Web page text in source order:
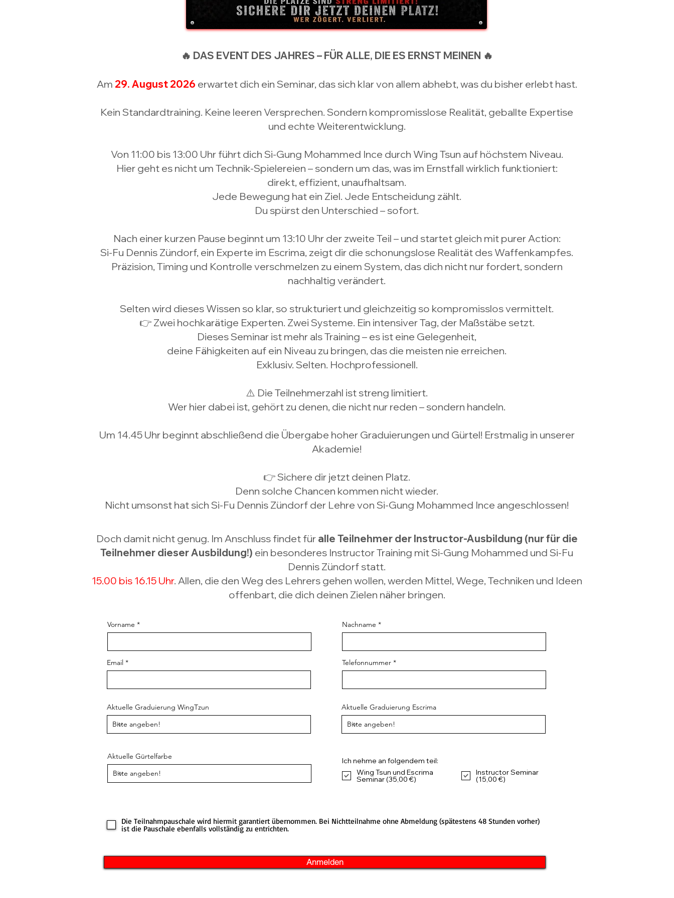
🔥 DAS EVENT DES JAHRES – FÜR ALLE, DIE ES ERNST MEINEN 🔥
Am 29. August 2026 erwartet dich ein Seminar, das sich klar von allem abhebt, was du bisher erlebt hast.
Kein Standardtraining. Keine leeren Versprechen. Sondern kompromisslose Realität, geballte Expertise
und echte Weiterentwicklung.
Von 11:00 bis 13:00 Uhr führt dich Si-Gung Mohammed Ince durch Wing Tsun auf höchstem Niveau.
Hier geht es nicht um Technik-Spielereien – sondern um das, was im Ernstfall wirklich funktioniert:
direkt, effizient, unaufhaltsam.
Jede Bewegung hat ein Ziel. Jede Entscheidung zählt.
Du spürst den Unterschied – sofort.
Nach einer kurzen Pause beginnt um 13:10 Uhr der zweite Teil – und startet gleich mit purer Action:
Si-Fu Dennis Zündorf, ein Experte im Escrima, zeigt dir die schonungslose Realität des Waffenkampfes.
Präzision, Timing und Kontrolle verschmelzen zu einem System, das dich nicht nur fordert, sondern
nachhaltig verändert.
Selten wird dieses Wissen so klar, so strukturiert und gleichzeitig so kompromisslos vermittelt.
👉 Zwei hochkarätige Experten. Zwei Systeme. Ein intensiver Tag, der Maßstäbe setzt.
Dieses Seminar ist mehr als Training – es ist eine Gelegenheit,
deine Fähigkeiten auf ein Niveau zu bringen, das die meisten nie erreichen.
Exklusiv. Selten. Hochprofessionell.
⚠️ Die Teilnehmerzahl ist streng limitiert.
Wer hier dabei ist, gehört zu denen, die nicht nur reden – sondern handeln.
Um 14.45 Uhr beginnt abschließend die Übergabe hoher Graduierungen und Gürtel! Erstmalig in unserer
Akademie!
👉 Sichere dir jetzt deinen Platz.
Denn solche Chancen kommen nicht wieder.
Nicht umsonst hat sich Si-Fu Dennis Zündorf der Lehre von Si-Gung Mohammed Ince angeschlossen!
Doch damit nicht genug. Im Anschluss findet für alle Teilnehmer der Instructor-Ausbildung (nur für die
Teilnehmer dieser Ausbildung!) ein besonderes Instructor Training mit Si-Gung Mohammed und Si-Fu
Dennis Zündorf statt.
15.00 bis 16.15 Uhr. Allen, die den Weg des Lehrers gehen wollen, werden Mittel, Wege, Techniken und Ideen
offenbart, die dich deinen Zielen näher bringen.
Vorname
Email
Aktuelle Graduierung WingTzun
Aktuelle Gürtelfarbe
Nachname
Telefonnummer
Aktuelle Graduierung Escrima
Ich nehme an folgendem teil:
Wing Tsun und Escrima
Seminar (35,00 €)
Instructor Seminar
(15,00 €)
Die Teilnahmpauschale wird hiermit garantiert übernommen. Bei Nichtteilnahme ohne Abmeldung (spätestens 48 Stunden vorher)
ist die Pauschale ebenfalls vollständig zu entrichten.
Anmelden